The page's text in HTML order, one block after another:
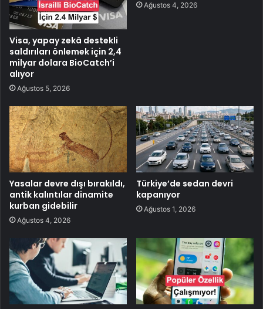
Visa, yapay zekâ destekli
saldırıları önlemek için 2,4
milyar dolara BioCatch’i
alıyor
Ağustos 5, 2026
Ağustos 4, 2026
Yasalar devre dışı bırakıldı,
antik kalıntılar dinamite
kurban gidebilir
Ağustos 4, 2026
Türkiye’de sedan devri
kapanıyor
Ağustos 1, 2026